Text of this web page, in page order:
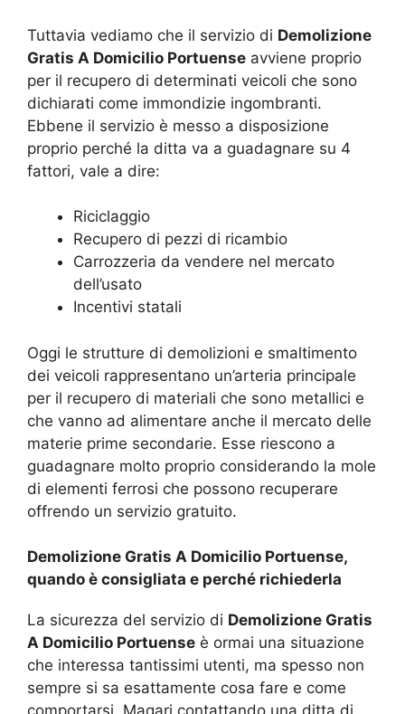
Tuttavia vediamo che il servizio di Demolizione
Gratis A Domicilio Portuense avviene proprio
per il recupero di determinati veicoli che sono
dichiarati come immondizie ingombranti.
Ebbene il servizio è messo a disposizione
proprio perché la ditta va a guadagnare su 4
fattori, vale a dire:
Riciclaggio
Recupero di pezzi di ricambio
Carrozzeria da vendere nel mercato
dell’usato
Incentivi statali
Oggi le strutture di demolizioni e smaltimento
dei veicoli rappresentano un’arteria principale
per il recupero di materiali che sono metallici e
che vanno ad alimentare anche il mercato delle
materie prime secondarie. Esse riescono a
guadagnare molto proprio considerando la mole
di elementi ferrosi che possono recuperare
offrendo un servizio gratuito.
Demolizione Gratis A Domicilio Portuense,
quando è consigliata e perché richiederla
La sicurezza del servizio di Demolizione Gratis
A Domicilio Portuense è ormai una situazione
che interessa tantissimi utenti, ma spesso non
sempre si sa esattamente cosa fare e come